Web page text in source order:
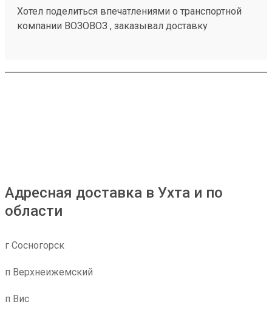
Хотел поделиться впечатлениями о транспортной
компании ВОЗОВОЗ , заказывал доставку
других ТК. СПАСИБО!!! Заказ 250108748
Адресная доставка в Ухта и по
области
г Сосногорск
п Верхнеижемский
п Вис